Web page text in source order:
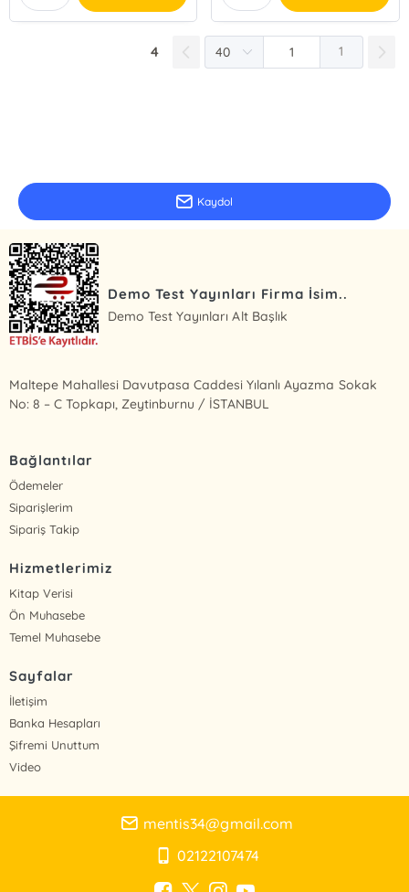
4 1
Kaydol
Demo Test Yayınları Firma İsim..
Demo Test Yayınları Alt Başlık
Maltepe Mahallesi Davutpasa Caddesi Yılanlı Ayazma Sokak
No: 8 – C Topkapı, Zeytinburnu / İSTANBUL
Bağlantılar
Ödemeler
Siparişlerim
Sipariş Takip
Hizmetlerimiz
Kitap Verisi
Ön Muhasebe
Temel Muhasebe
Sayfalar
İletişim
Banka Hesapları
Şifremi Unuttum
Video
mentis34@gmail.com
02122107474